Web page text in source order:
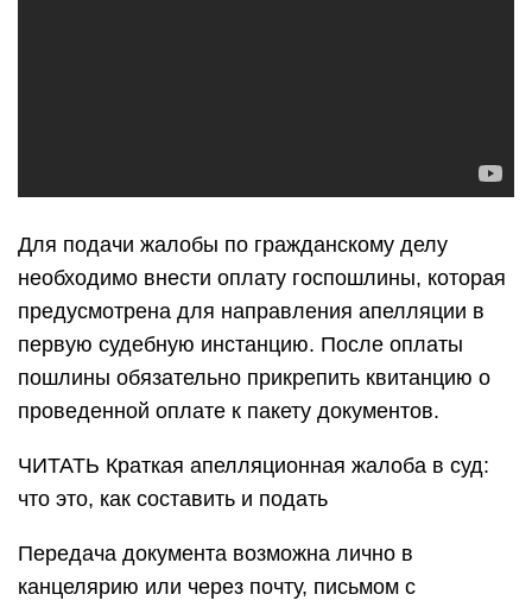
Для подачи жалобы по гражданскому делу
необходимо внести оплату госпошлины, которая
предусмотрена для направления апелляции в
первую судебную инстанцию. После оплаты
пошлины обязательно прикрепить квитанцию о
проведенной оплате к пакету документов.
ЧИТАТЬ Краткая апелляционная жалоба в суд:
что это, как составить и подать
Передача документа возможна лично в
канцелярию или через почту, письмом с